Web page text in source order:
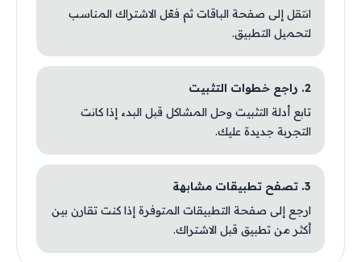
انتقل إلى صفحة الباقات ثم فعّل الاشتراك المناسب
لتحميل التطبيق.
2. راجع خطوات التثبيت
تابع أدلة التثبيت وحل المشاكل قبل البدء إذا كانت
التجربة جديدة عليك.
3. تصفح تطبيقات مشابهة
ارجع إلى صفحة التطبيقات المتوفرة إذا كنت تقارن بين
أكثر من تطبيق قبل الاشتراك.